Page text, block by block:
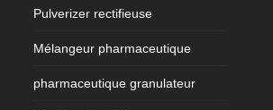
Pulverizer rectifieuse
Mélangeur pharmaceutique
pharmaceutique granulateur